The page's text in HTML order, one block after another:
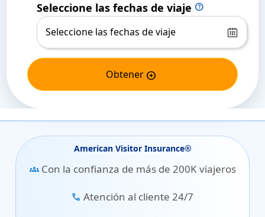
Seleccione las fechas de viaje help
Obtener arrow_circle_right
American Visitor Insurance®
groups Con la confianza de más de 200K viajeros
call Atención al cliente 24/7